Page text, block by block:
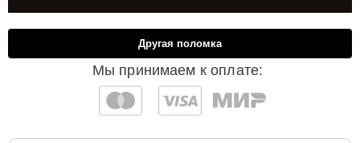
Мы принимаем к оплате:
Другая поломка